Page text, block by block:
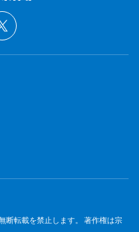
断転載を禁止します。 著作権は宗